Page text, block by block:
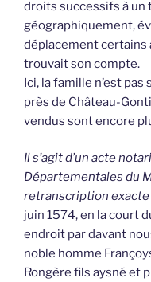
droits successifs à un
géographiquement,
déplacement certains
trouvait son compte.
Ici, la famille n’est pas
près de Château-
vendus sont encore
Il s’agit d’un acte
Départementales du
retranscription exacte
juin 1574, en la court
endroit par davant
noble homme
Rongère fils aysné et